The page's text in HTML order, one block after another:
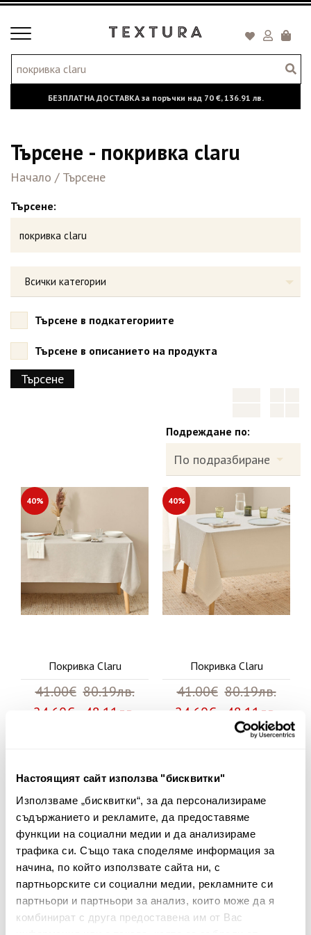
Настоящият сайт използва "бисквитки"
Използваме „бисквитки“, за да персонализираме
съдържанието и рекламите, да предоставяме
функции на социални медии и да анализираме
трафика си. Също така споделяме информация за
начина, по който използвате сайта ни, с
партньорските си социални медии, рекламните си
партньори и партньори за анализ, които може да я
комбинират с друга предоставена им от Вас
Toggle
БЕЗПЛАТНА ДОСТАВКА за поръчки над 70 €,136.91 лв.
Търсене - покривка claru
Начало / Търсене
Търсене:
Всички категории
Търсене в подкатегориите
Търсене в описанието на продукта
Подреждане по:
40%
Покривка Claru
41.00€ 80.19лв.
24.60€ 48.11лв.
40%
Покривка Claru
41.00€ 80.19лв.
24.60€ 48.11лв.